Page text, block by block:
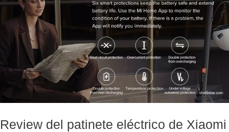
Review del patinete eléctrico de Xiaomi